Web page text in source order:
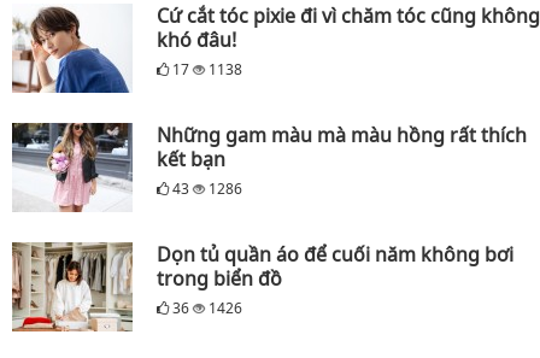
Cứ cắt tóc pixie đi vì chăm tóc cũng không
khó đâu!
17 1138
Những gam màu mà màu hồng rất thích
kết bạn
43 1286
Dọn tủ quần áo để cuối năm không bơi
trong biển đồ
36 1426